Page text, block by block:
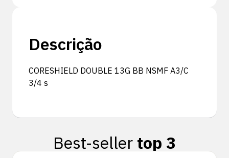
Descrição
CORESHIELD DOUBLE 13G BB NSMF A3/C
3/4 s
Best-seller top 3